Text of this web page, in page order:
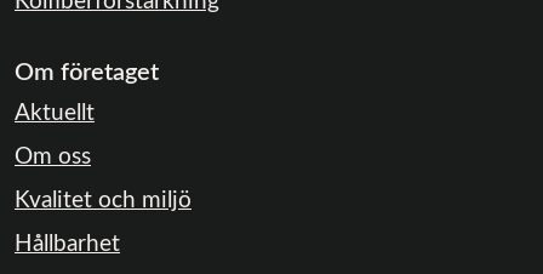
Om företaget
Aktuellt
Om oss
Kvalitet och miljö
Hållbarhet